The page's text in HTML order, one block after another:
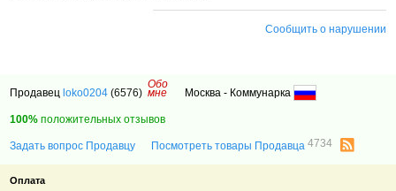
Сообщить о нарушении
Продавец loko0204 (6576)
Обо
мне Москва - Коммунарка
100% положительных отзывов
Задать вопрос Продавцу Посмотреть товары Продавца4734
Оплата